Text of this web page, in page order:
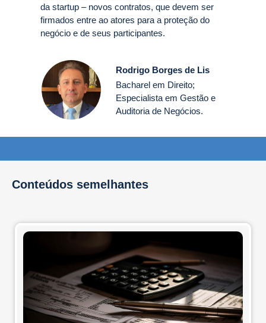
da startup – novos contratos, que devem ser
firmados entre ao atores para a proteção do
negócio e de seus participantes.
Rodrigo Borges de Lis
Bacharel em Direito;
Especialista em Gestão e
Auditoria de Negócios.
Conteúdos semelhantes